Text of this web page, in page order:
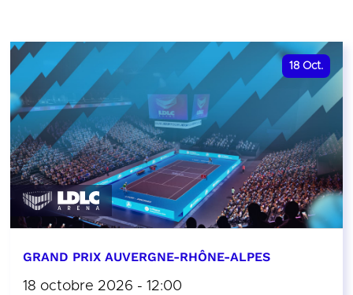
18 Oct.
GRAND PRIX AUVERGNE-RHÔNE-ALPES
18 octobre 2026 - 12:00